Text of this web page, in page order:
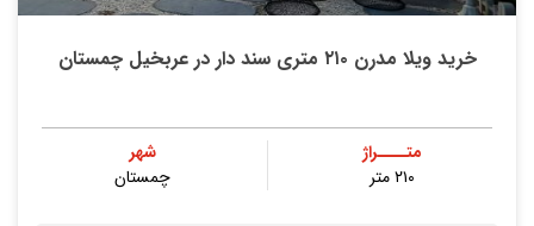
خرید ویلا مدرن ۲۱۰ متری سند دار در عربخیل چمستان
متــــراژ
۲۱۰ متر
شهر
چمستان